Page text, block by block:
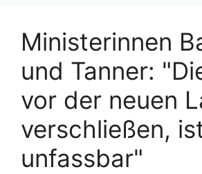
Ministerinnen
und Tanner:
vor der neuen
verschließen,
unfassbar"